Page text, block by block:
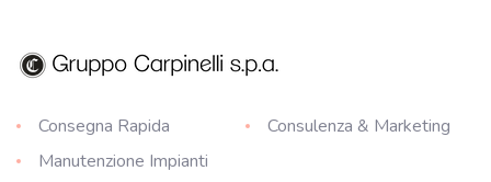
Consegna Rapida
Consulenza & Marketing
Manutenzione Impianti